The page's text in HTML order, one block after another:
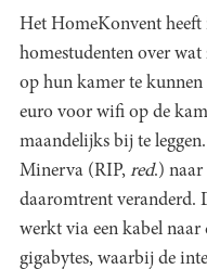
Het HomeKonvent heeft
homestudenten over
op hun kamer te
euro voor wifi op de
maandelijks bij te
Minerva (RIP, red.)
daaromtrent veranderd.
werkt via een kabel
gigabytes, waarbij de